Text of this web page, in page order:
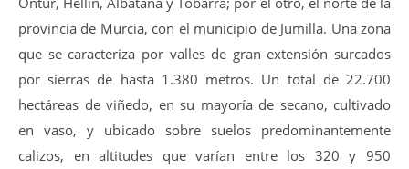
provincia de Murcia, con el municipio de Jumilla. Una zona
que se caracteriza por valles de gran extensión surcados
por sierras de hasta 1.380 metros. Un total de 22.700
hectáreas de viñedo, en su mayoría de secano, cultivado
en vaso, y ubicado sobre suelos predominantemente
calizos, en altitudes que varían entre los 320 y 950